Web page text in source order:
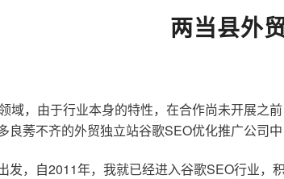
两当县外
域，由于行业本身的特性，在合作尚未开展之
良莠不齐的外贸独立站谷歌SEO优化推广公司
发，自2011年，我就已经进入谷歌SEO行业